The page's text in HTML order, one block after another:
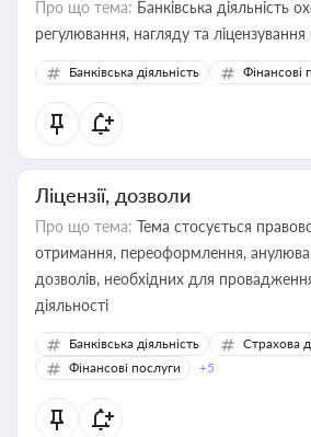
Про що тема: Банківська діяльність
регулювання, нагляду та ліцензування
Банківська діяльність Фінансові
Ліцензії, дозволи
Про що тема: Тема стосується
отримання, переоформлення,
дозволів, необхідних для
діяльності
Банківська діяльність
Страхова
Фінансові послуги
+5